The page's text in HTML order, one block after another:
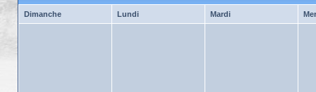
Dimanche Lundi Mardi